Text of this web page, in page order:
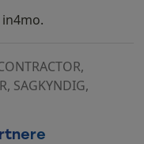
SAGKYNDIG,